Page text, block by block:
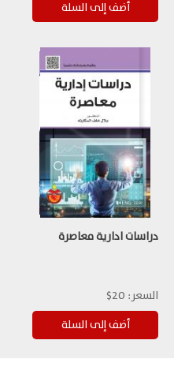
دراسات ادارية معاصرة
السعر: 20$